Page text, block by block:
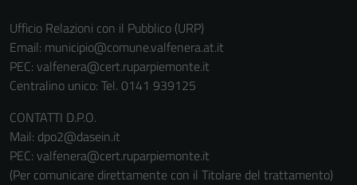
Ufficio Relazioni con il Pubblico (URP)
Email: municipio@comune.valfenera.at.it
PEC: valfenera@cert.ruparpiemonte.it
Centralino unico: Tel. 0141 939125
CONTATTI D.P.O.
Mail: dpo2@dasein.it
PEC: valfenera@cert.ruparpiemonte.it
(Per comunicare direttamente con il Titolare del trattamento)
non raccolgono
informazioni